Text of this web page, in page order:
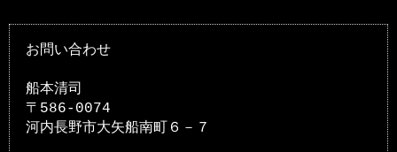
お問い合わせ
船本清司
〒586-0074
河内長野市大矢船南町６－７